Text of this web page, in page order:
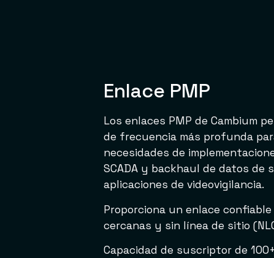
Enlace PMP
Los enlaces PMP de Cambium
de frecuencia más profunda
necesidades de
SCADA y backhaul de datos de
aplicaciones de videovigilancia.
Proporciona un enlace
cercanas y sin línea de sitio
Capacidad de suscriptor de